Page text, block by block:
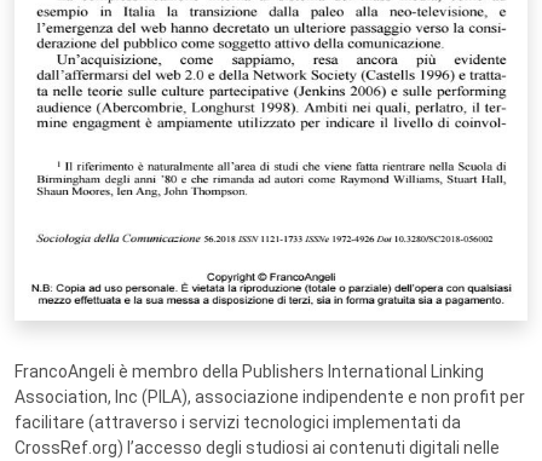
FrancoAngeli è membro della Publishers International Linking
Association, Inc (PILA), associazione indipendente e non profit per
facilitare (attraverso i servizi tecnologici implementati da
CrossRef.org) l’accesso degli studiosi ai contenuti digitali nelle